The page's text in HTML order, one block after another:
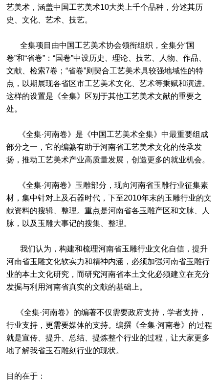
艺美术，涵盖中国工艺美术10大类上千个品种，分述其历
史、文化、艺术、技艺。
全集项目由中国工艺美术协会领衔组织，全集分“国
卷”和“省卷”：“国卷”中设历史、理论、技艺、人物、作品、
文献、检索7卷；“省卷”则契合工艺美术具较强地域性的特
点，以期展现各省区市工艺美术文化、艺术等秉赋和演进。
这样的设置是《全集》区别于其他工艺美术文献的重要之
处。
《全集·河南卷》是《中国工艺美术全集》中最重要组成
部分之一，它的编纂有助于河南省工艺美术文化的传承发
扬，推动工艺美术产业高质量发展，创造更多的就业机会。
《全集·河南卷》玉雕部分，现向河南省玉雕行业征集素
材，集中针对上及石器时代，下至2010年末的玉雕行业的文
献资料的搜辑、整理。重点是河南省各玉雕产区和文脉、人
脉，以及玉雕大事记的搜集、整理。
我们认为，构建和梳理河南省玉雕行业文化自信，提升
河南省玉雕文化软实力和精神内涵，必须加强河南省玉雕行
业的本土文化研究，而研究河南省本土文化必须建立在充分
发掘与利用河南省真实的文献的基础上。
《全集·河南卷》的编著不仅需要政府支持，学者支持，
行业支持，更需要媒体的支持。编撰《全集·河南卷》的过程
就是宣传、提升、总结、提炼整个行业的过程，让大家更多
地了解我省玉石雕刻行业的现状。
目的在于：